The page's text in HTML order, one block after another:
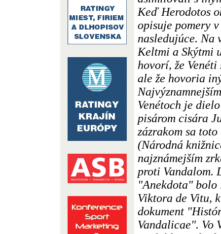
Keď Herodotos
opisuje pomery
nasledujúce. Na
Keltmi a Skýtmi
hovorí, že
ale že hovoria
Venétoch je
pisárom cisára
zázrakom sa
(Národná
najznámejším
proti Vandalom.
"Anekdota"
Viktora de Vitu,
dokument
Vandalicae". Vo